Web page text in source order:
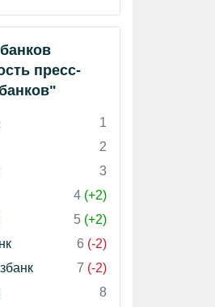
пресс-
1
2
3
4 (+2)
5 (+2)
6 (-2)
7 (-2)
8